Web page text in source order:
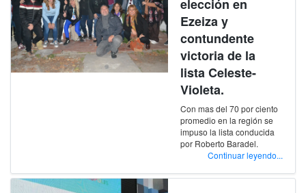
elección en
Ezeiza y
contundente
victoria de la
lista Celeste-
Violeta.
Con mas del 70 por ciento
promedio en la región se
impuso la lista conducida
por Roberto Baradel.
Continuar leyendo...